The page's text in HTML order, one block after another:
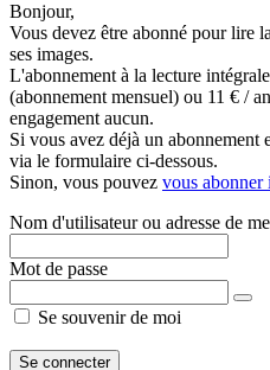
Bonjour,
Vous devez être abonné pour lire
ses images.
L'abonnement à la lecture
(abonnement mensuel) ou 11 € /
engagement aucun.
Si vous avez déjà un abonnement
via le formulaire ci-dessous.
Sinon, vous pouvez vous abonner
Nom d'utilisateur ou adresse de
Mot de passe
Se souvenir de moi